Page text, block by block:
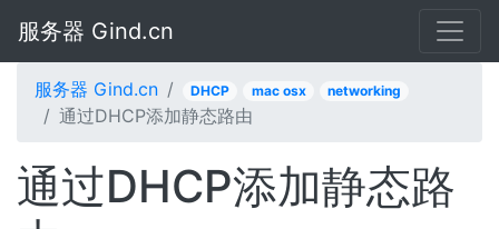
服务器 Gind.cn
服务器 Gind.cn DHCP mac osx networking
通过DHCP添加静态路由
通过DHCP添加静态路